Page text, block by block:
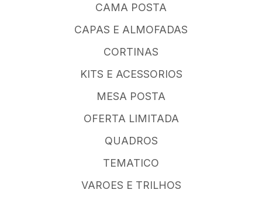
CAMA POSTA
CAPAS E ALMOFADAS
CORTINAS
KITS E ACESSORIOS
MESA POSTA
OFERTA LIMITADA
QUADROS
TEMATICO
VAROES E TRILHOS